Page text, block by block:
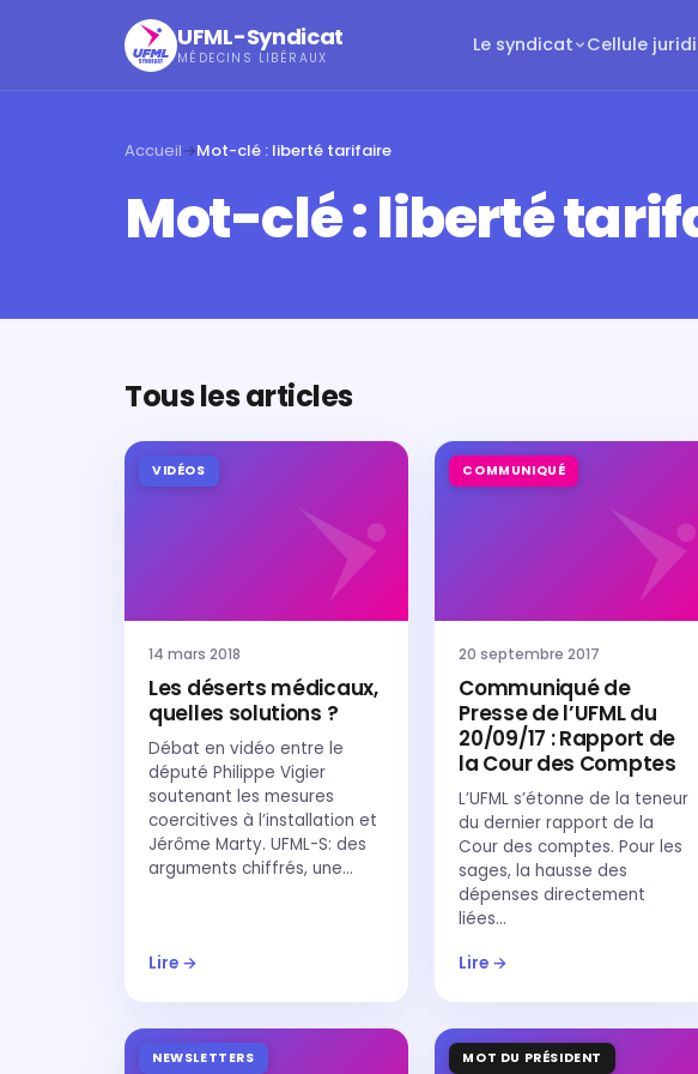
UFML-Syndicat
MÉDECINS LIBÉRAUX
Le syndicat Cellule
Accueil→Mot-clé : liberté tarifaire
Mot-clé : liberté
Tous les articles
VIDÉOS
14 mars 2018
Les déserts médicaux,
quelles solutions ?
Débat en vidéo entre le
député Philippe Vigier
soutenant les mesures
coercitives à l’installation et
Jérôme Marty. UFML-S: des
arguments chiffrés, une…
Lire →
COMMUNIQUÉ
20 septembre 2017
Communiqué de
Presse de l’UFML du
20/09/17 : Rapport de
la Cour des Comptes
L’UFML s’étonne de la teneur
du dernier rapport de la
Cour des comptes. Pour les
sages, la hausse des
dépenses directement
liées…
Lire →
NEWSLETTERS MOT DU PRÉSIDENT